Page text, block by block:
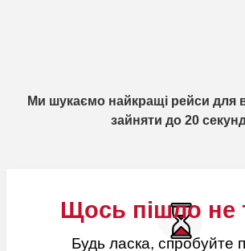
Щось пішло не
Будь ласка, спробуйте
Ми шукаємо найкращі рейси для
зайняти до 20